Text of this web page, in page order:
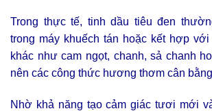
Trong thực tế, tinh dầu tiêu đen
trong máy khuếch tán hoặc kết hợp
khác như cam ngọt, chanh, sả chanh
nên các công thức hương thơm cân
Nhờ khả năng tạo cảm giác tươi mới